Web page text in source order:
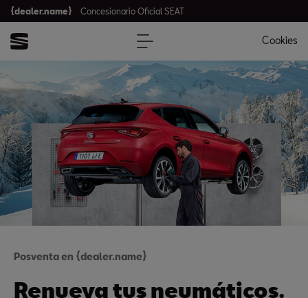
{dealer.name} Concesionario Oficial SEAT
Cookies
Posventa en {dealer.name}
Renueva tus neumáticos.